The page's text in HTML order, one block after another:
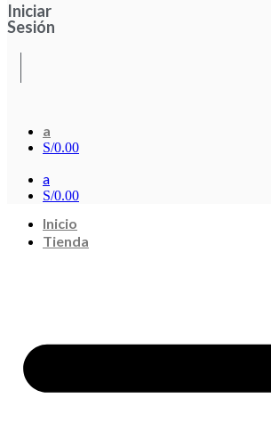
Iniciar
Sesión
a
S/0.00
a
S/0.00
Inicio
Tienda